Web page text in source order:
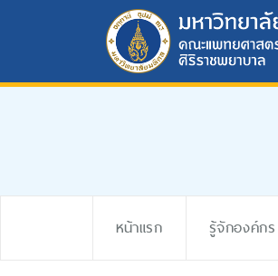
หน้าแรก รู้จักองค์กร